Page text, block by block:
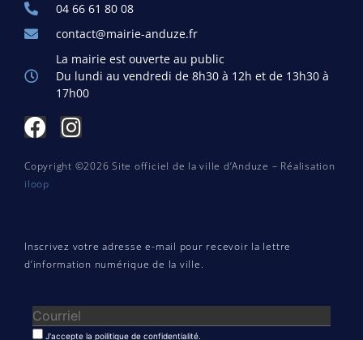
04 66 61 80 08
contact@mairie-anduze.fr
La mairie est ouverte au public
Du lundi au vendredi de 8h30 à 12h et de 13h30 à
17h00
Copyright ©2026 Site officiel de la ville d’Anduze – Réalisation
iloop
Inscrivez votre adresse e-mail pour recevoir la lettre
d’information numérique de la ville.
J'accepte la poilitique de confidentialité.